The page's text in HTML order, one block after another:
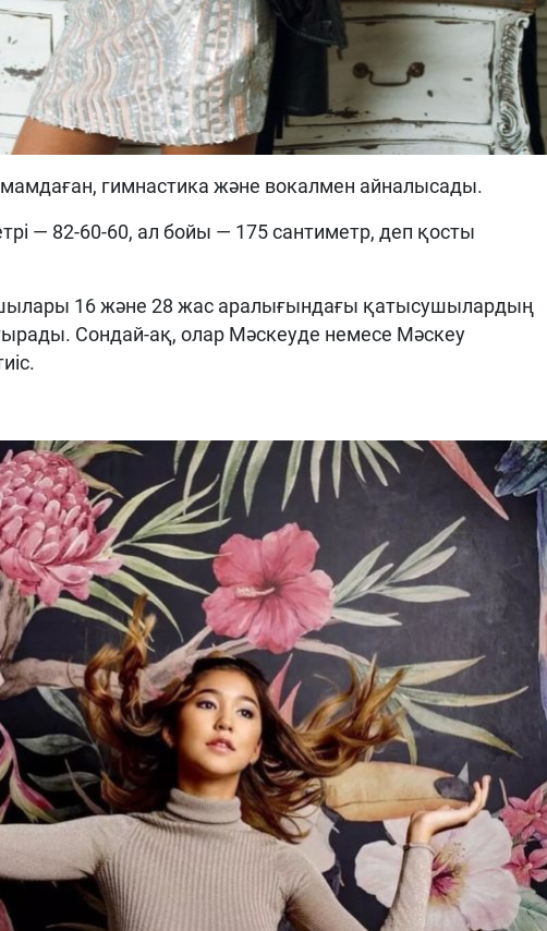
гимнастика және вокалмен айналысады.
— 82-60-60, ал бойы — 175 сантиметр, деп қосты
16 және 28 жас аралығындағы қатысушылардың
Сондай-ақ, олар Мәскеуде немесе Мәскеу